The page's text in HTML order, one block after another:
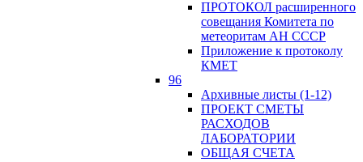
ПРОТОКОЛ расширенного
совещания Комитета по
метеоритам АН СССР
Приложение к протоколу
КМЕТ
96
Архивные листы (1-12)
ПРОЕКТ СМЕТЫ
РАСХОДОВ
ЛАБОРАТОРИИ
ОБЩАЯ СЧЕТА